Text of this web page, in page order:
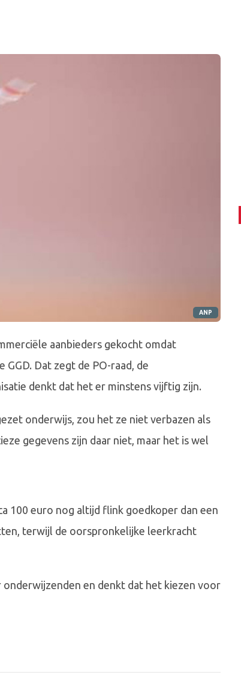
ANP
aanbieders gekocht omdat
Dat zegt de PO-raad, de
denkt dat het er minstens vijftig zijn.
onderwijs, zou het ze niet verbazen als
gegevens zijn daar niet, maar het is wel
100 euro nog altijd flink goedkoper dan een
terwijl de oorspronkelijke leerkracht
en denkt dat het kiezen voor